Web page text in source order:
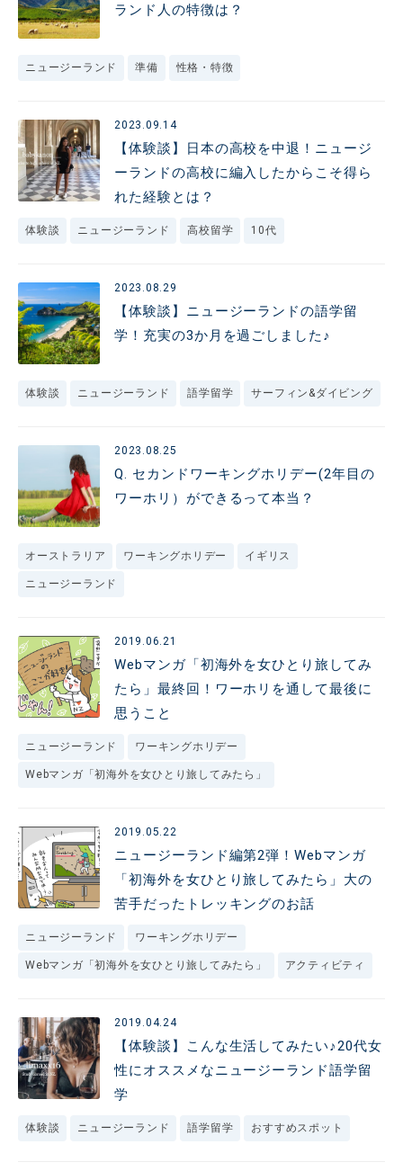
ランド人の特徴は？
ニュージーランド 準備 性格・特徴
2023.09.14
【体験談】日本の高校を中退！ニュージ
ーランドの高校に編入したからこそ得ら
れた経験とは？
体験談 ニュージーランド 高校留学 10代
2023.08.29
【体験談】ニュージーランドの語学留
学！充実の3か月を過ごしました♪
体験談 ニュージーランド 語学留学 サーフィン&ダイビング
2023.08.25
Q. セカンドワーキングホリデー(2年目の
ワーホリ）ができるって本当？
オーストラリア ワーキングホリデー イギリス
ニュージーランド
2019.06.21
Webマンガ「初海外を女ひとり旅してみ
たら」最終回！ワーホリを通して最後に
思うこと
ニュージーランド ワーキングホリデー
Webマンガ「初海外を女ひとり旅してみたら」
2019.05.22
ニュージーランド編第2弾！Webマンガ
「初海外を女ひとり旅してみたら」大の
苦手だったトレッキングのお話
ニュージーランド ワーキングホリデー
Webマンガ「初海外を女ひとり旅してみたら」 アクティビティ
2019.04.24
【体験談】こんな生活してみたい♪20代女
性にオススメなニュージーランド語学留
学
体験談 ニュージーランド 語学留学 おすすめスポット